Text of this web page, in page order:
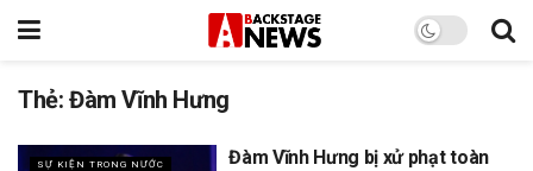
Thẻ:Đàm Vĩnh Hưng
SỰ KIỆN TRONG NƯỚC
Đàm Vĩnh Hưng bị xử phạt toàn